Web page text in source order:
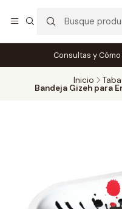
Consultas y
Inicio
Bandeja Gizeh para